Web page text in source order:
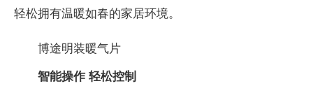
轻松拥有温暖如春的家居环境。
博途明装暖气片
智能操作 轻松控制